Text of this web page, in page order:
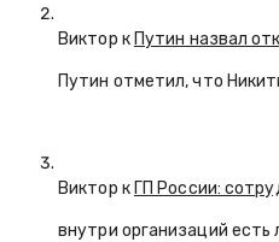
Виктор к Путин назвал
Путин отметил, что
Виктор к ГП России:
внутри организаций